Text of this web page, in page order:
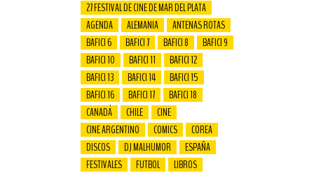
27 FESTIVAL DE CINE DE MAR DEL PLATA
AGENDA
ALEMANIA
ANTENAS ROTAS
BAFICI 6
BAFICI 7 BAFICI 8
BAFICI 9
BAFICI 10
BAFICI 11
BAFICI 12
BAFICI 13
BAFICI 14
BAFICI 15
BAFICI 16
BAFICI 17
BAFICI 18
CANADÁ
CHILE
CINE
CINE ARGENTINO
COMICS
COREA
DISCOS
DJ MALHUMOR
ESPAÑA
FESTIVALES
FUTBOL
LIBROS